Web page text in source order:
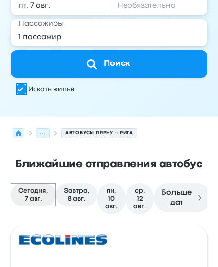
Пассажиры
Поиск
Искать жилье
... АВТОБУСЫ ПЯРНУ – РИГА
Ближайшие отправления автобус
Сегодня,
7 авг.
Завтра,
8 авг.
пн,
10
авг.
ср,
12
авг.
Больше
дат